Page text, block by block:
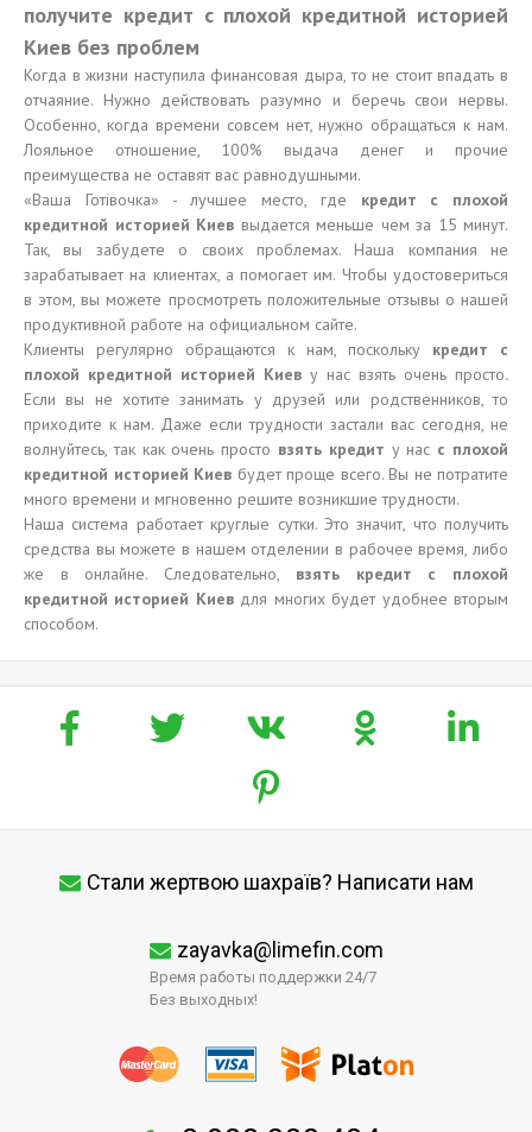
получите кредит с плохой кредитной историей
Киев без проблем
Когда в жизни наступила финансовая дыра, то не стоит впадать в
отчаяние. Нужно действовать разумно и беречь свои нервы.
Особенно, когда времени совсем нет, нужно обращаться к нам.
Лояльное отношение, 100% выдача денег и прочие
преимущества не оставят вас равнодушными.
«Ваша Готівочка» - лучшее место, где кредит с плохой
кредитной историей Киев выдается меньше чем за 15 минут.
Так, вы забудете о своих проблемах. Наша компания не
зарабатывает на клиентах, а помогает им. Чтобы удостовериться
в этом, вы можете просмотреть положительные отзывы о нашей
продуктивной работе на официальном сайте.
Клиенты регулярно обращаются к нам, поскольку кредит с
плохой кредитной историей Киев у нас взять очень просто.
Если вы не хотите занимать у друзей или родственников, то
приходите к нам. Даже если трудности застали вас сегодня, не
волнуйтесь, так как очень просто взять кредит у нас с плохой
кредитной историей Киев будет проще всего. Вы не потратите
много времени и мгновенно решите возникшие трудности.
Наша система работает круглые сутки. Это значит, что получить
средства вы можете в нашем отделении в рабочее время, либо
же в онлайне. Следовательно, взять кредит с плохой
кредитной историей Киевдля многих будет удобнее вторым
способом.
Стали жертвою шахраїв? Написати нам
zayavka@limefin.com
Время работы поддержки 24/7
Без выходных!